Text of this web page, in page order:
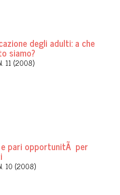
degli adulti: a che
siamo?
11 (2008)
e pari opportunitÃ per
10 (2008)